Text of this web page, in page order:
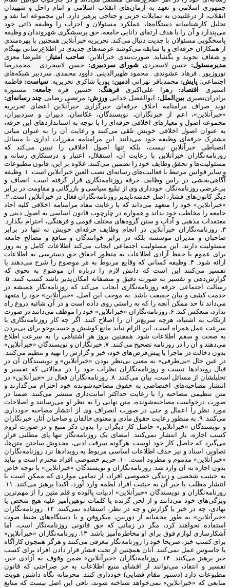
جمهوری اسلامی و تعهد به آرمان‌های انقلاب اسلامی و امام راحل و شهیدان
انقلاب، از درغلتیدن به تمایلات حزبی و جناحی پرهیز دارد. این مجموعه اما نقد و
تحلیل کارشناسانه دستگاه‌ها، عملکرد مسئولان و احزاب را وظیفه ذاتی خود
می‌پندارد و آن را با هدف ارتقای دانایی جامعه، حق پرسشگری شهروندان و وظیفه
پاسخگویی مسئولان با جدیت دنبال می‌کند. تحریریه خبرآنلاین همچنین با بهره‌مندی
از همکاران حرفه‌ای و با سابقه می‌کوشد عرصه‌های جدیدی در اطلاع‌رسانی بهنگام
و شفاف بجوید و بگشاید. صورت‌بندی خبرآنلاین:صاحب امتیاز : علیرضا معزی
مدیرمسئول: حسن لاسجردی شورای سردبیری: حسن لاسجردی . محمدرضا
نوروزپور . فرهاد عشوندی . محمود ظهیرالدینی. داوود محمدی. سردبیر شبکه‌های
اجتماعی: پایش: محمدباقر تهرانی ادمین: پوریا شاکری تحریریه: سیاست: فاطمه
استیری
اقتصاد: زهرا علی‌اکبری فرهنگ: حسین قرهجامعه: مستوره
برادران‌نصیری بین‌الملل: ابوالفضل خداییورزش: مرتضی رضایی چند رسانه‌ای:
نوید صراف مرامنامه اخلاق حرفه‌ای خبرگزاری خبرآنلاین اعضای تحریریه «خبرآنلاین»، اعم از خبرنگاران، نویسندگان، عکاسان، دبیران و سردبیران، مجموعه اصول و معیارهای اخلاقی حرفه‌ای را با توجه به استانداردهای ‌این حرفه، به عنوان اصول اخلاقی خویش تلقی می‌کنند و رعایت آن را به عنوان مبانی مشترک حرفه‌ای وظیفه خود می‌دانند. این مرامنامه مقررات اداری یا مسائل انضباطی خبرآنلاین نیست، بلکه تنها اصول اخلاقی را تبیین می‌کند که روزنامه‌نگاران خبرآنلاین با رعایت آن، استقلال، اعتبار و درستکاری رسانه و مسئولیت‌ها و تحقق وظایف خود را تضمین می‌کنند. علاوه بر این، قانون مطبوعات و سایر قوانین مرتبط با فعالیت‌های رسانه‌ای نصب العین خبرآنلاین است. ۱. وظیفه آگاهی‌بخشی در راس وظایف حرفه روزنامه‌نگاری قرار گرفته است. انصاف و بی‌غرضی روزنامه‌نگار، خودداری وی از تبلیغ سیاسی و بازرگانی و مقاومت در برابر دیگر کانون‌های فشار، اصل خدشه‌ناپذیر روزنامه‌نگاران فعال در خبرآنلاین است. ۲. «خبرآنلاین» خود را متعهد می‌داند که با رعایت مفاد مرامنامه اخلاقی کلیه آحاد جامعه را مخاطب خود بداند و همواره در چارچوب قانون اساسی به اصول دینی و معتقدات مذهبی و آداب و سنن گروه‌های مختلف قومی و فرهنگی، احترام بگذارد. ۳. روزنامه‌نگاران خبرآنلاین در انجام وظایف حرفه‌ای خویش نه تنها در برابر صاحبان و مدیران موسسه بلکه در برابر خوانندگان و منافع و مصالح جامعه مسئولیت دارند.‌ این مسئولیت اجتماعی‌ ایجاب می‌کند اطلاعات کامل و به روز برای عموم با حفظ آزادی اطلاعات به منظور احقاق حق دسترسی به اطلاعات ارائه شود. ۴. وظیفه کسانی که وقایع مربوط به هر موضوع را شرح می‌دهند یا تفسیر می‌کنند این است که دانش لازم را درباره آن موضوع به نحوی که گزارش‌دهی و تفسیر به صورت دقیق و منصفانه امکان‌پذیر باشد کسب کنند. ۵. رسالت اجتماعی حرفه روزنامه‌نگاری‌ ایجاب می‌کند که روزنامه‌نگار همیشه در خدمت کشف و بیان حقیقت باشد. به موجب ‌این اصل، «خبرآنلاین» خود را متعهد می‌داند تا حد ممکن آنچه را که به راستی روی داده است و در آن شائبه دروغ راه ندارد، منعکس کند. ۶. روزنامه‌نگاران «خبرانلاین» خود را موظف می‌دانند در صورت ارتکاب به اشتباه، هرچه سریع‌تر آن را اصلاح کنند. اگر چه کار روزنامه‌نگاری با سرعت عمل همراه است،‌ این الزام نباید مانع کوشش و جست‌وجو برای پی‌بردن به صحت و سقم اطلاعات شود. همچنین بروز هر اشتباهی را به سرعت اطلاع می‌دهند و آن را در روزنامه تصحیح می‌کنند. ۷. خبرنگاران و نویسندگان «خبرآنلاین» بدون دخالت در ماجرا یا پیش‌فرض‌های خود، خبر و گزارش را تهیه و تنظیم می‌کنند. در عین حال «بی‌طرفی» به معنی بی‌نظر بودن «خبرآنلاین» و نویسندگان آن در قبال رویدادها نیست و روزنامه‌نگاران نظرات خود را در مقالاتی که تفسیر و تحلیلشان از مسائل است، بیان می‌کنند. ۸. روزنامه‌نگاران فعال در «خبرآنلاین» در انتشار مصاحبه‌های اختصاصی به حقوق مصاحبه‌شونده خود احترام می‌گذارند و متن تنظیمی مصاحبه را با رعایت حداکثر امانت‌داری منتشر می‌کنند. ضمنا در صورت درخواست مصاحبه‌شونده، ‌متن نهایی را به نظر او می‌رسانند و اصلاحات مورد نظر را اعمال و حتی در صورت انصراف وی از انتشار مصاحبه خودداری می‌کنند. ۹. به منظور رعایت حقوق مادی و معنوی خالقان و صاحبان آثار، خبرنگاران و نویسندگان «خبرآنلاین» حاصل کار دیگران را بدون ذکر منبع و در صورت لزوم کسب اجازه، باز انتشار نمی‌کنند. امضای یک روزنامه‌نگار تنها پای مطلبی قرار می‌گیرد که حاصل کار خود اوست. هرگونه سرقت ادبی، مخدوش ساختن متن‌ها، تصاویر، اسناد و نیز حذف اطلاعات اساسی مربوط به رویدادها نزد روزنامه‌نگاران «خبرآنلاین» مذموم و مطرود است. ۱۰. حریم خصوصی افراد محترم است و نباید بدون اجازه به آن وارد شد. روزنامه‌نگاران و نویسندگان «خبرآنلاین» با توجه خاص به حیثیت شخصی و زندگی خصوصی افراد، از تمامی مواردی که ممکن است با انتشار مطلب یا خبر آن به حیثیت افراد لطمه وارد آورد، اکیدا پرهیز می‌کنند. ۱۱. روزنامه‌نگاران و نویسندگان «خبرآنلاین» ادبیات پالوده و قلم متین را از مهم‌ترین ویژگی‌های خود می‌دانند و از لحن گزنده یا کلمات توهین‌آمیز علیه هیچ شخص یا نهادی، چه در خبر یا گزارش و چه در نظر، استفاده نمی‌کنند. ۱۲. روزنامه‌نگاران «خبرآنلاین» به طور مخفیانه از دوربین، میکروفن و یا دستگاه‌های ضبط صوت استفاده نخواهند کرد، مگر در زمانی که حق قانونی روزنامه‌نگار است، اما آشکارسازی لوازم فوق برای او مخاطره‌آمیز باشد. ۱۳. روزنامه‌نگاران «خبرآنلاین» برای کسب خبر، صریحا خود را روزنامه‌نگار معرفی می‌کنند و هرگز همچون کارآگاه یا جاسوس عمل نمی‌کنند. آنان همچنین از تحت فشار قرار دادن افراد برای کسب خبر پرهیز می‌کنند. ۱۴. روزنامه‌نگاران «خبرآنلاین» ضمن وقوف به آزادی خبر، تفسیر و انتقاد، می‌توانند از افشای منبع اطلاعات به جز صراحتی که قانون مطبوعات دارد (دستور مقام قضایی) خودداری کنند. محرمانه نگاه داشتن هویت منابعی که «خبرانلاین» نمی‌خواهد شناخته شوند، نافی ‌این اصل نیست که منابع خبری، جز در موارد استثنایی، باید به روشن‌ترین وجه معرفی شوند. از سوی دیگر ممکن است ناشناس ماندن اظهارکننده یک مطلب برای او فرصتی غیرمنصفانه فراهم آورد تا علیه دیگران سخن بگوید. در این صورت «خبرآنلاین» از انتشار اظهارات علیه دیگران توسط منبعی که نامش فاش نشود، پرهیز می‌کند. ۱۵. اولین و مهم‌ترین دغدغه روزنامه‌نگاران «خبرآنلاین»، تلاش در جهت ارتقای سطح کیفی وکمی مطالب «خبرآنلاین» است.‌ این بدان معناست که توفیق «خبرآنلاین» در تهیه و انتشار اخبار و گزارش‌های دست اول نتیجه تلاش‌های بی‌وقفه روزنامه‌نگاران آن است. ۱۶. روزنامه‌نگاران «خبرآنلاین» به حق دسترسی به مطالب، اخبار و گزارش‌های جمع‌آوری شده واقفند و پیش از انتشار مطالب تهیه شده مبادرت به فروش، واگذاری و افشای بخشی یا تمام آن مطلب به افراد خارج از خبرآنلاین علی‌الخصوص رسانه های رقیب، دوستان و وابستگان نزدیک خود نخواهند کرد. آنان با آگاهی کامل از خط‌مشی و سیاست‌های کلی روزنامه، متعهدانه و وفادارانه در جهت پیشبرد ‌این اهداف گام برمی‌دارند. ۱۷. روزنامه‌نگاران «خبرآنلاین» نام و عنوان «خبرآنلاین» را مورد استفاده شخصی قرار نمی‌دهند. آنان کارت‌های خبرنگاری خود را تنها در مواقع کسب خبر و امور مرتبط با حرفه خود یا ورود به سازمان‌های دولتی یا خصوصی به کار می‌گیرند. ۱۸. اظهارنظر نسبت به شخصیت‌های مورد توجه مخاطبان از جمله هنرمندان و ورزشکاران در قالب گفت‌وگو و یا نوشته از سوی روزنامه‌نگاران نباید کیفیت محتوا را تا سرحد نشریات زرد پایین آورد. ۱۹. از آنجا که کسب اخبار دست اول و انتشار آن یکی از ویژگی‌های بارز رسانه‌هاست و ‌این فرآیند منجر به جذب مخاطب بیشتر برای یک رسانه می‌شود، روزنامه‌نگاران «خبرآنلاین»، تمامی رسانه‌های خبری دیگر اعم از رسانه‌های چاپی، الکترونیکی، تصویری و صوتی را که در جهت تضاد و یا حتی همسو با رسانه خود هستند رقیب حرفه‌ای می‌انگارند و بر ‌این اساس، همکاری و فعالیت با آنان (در هر سطحی) را بدون مشورت و صلاحدید حوزه سردبیری، مغایر با تعهدات اخلاقی و حرفه‌ای می‌دانند. ۲۰. ارائه هرگونه اطلاعات محرمانه داخلی و اداری خبرآنلاین مغایر با وجدان و مسئولیت اخلاقی و حرفه‌ای روزنامه‌نگاران در قبال مجموعه خبرآنلاین است. ۲۱. داشتن صفحات شخصی در فضای مجازی حق مسلم هر فرد است. روزنامه‌نگاران «خبرآنلاین» نیز ازاین قاعده مستثنی نیستند. مهم نیست که تا چه میزان تلاش می‌کنند مطالبشان متمایز از مطالب موجود در خبرآنلاین باشد؛ بلکه نکته‌ اینجاست که به‌ هر حال مخاطبان، آنها را به عنوان روزنامه‌نگاران «خبرآنلاین» می‌شناسند و دیدگاه‌ها و نظراتشان را مرتبط با خط‌مشی آن تلقی می‌کنند. با علم به‌ این موضوع، روزنامه‌نگاران «خبرآنلاین» هرگونه فعالیت مجازی، حضور در شبکه های اجتماعی و یا مصاحبه و سخنرانی بدون در نظر گرفتن صلاحدید خبرآنلاین را مغایر با وجدان اخلاقی و حرفه‌ای خود می‌دانند. ۲۲. روزنامه‌نگاران فعال در «خبرآنلاین» از نوشتن در مورد مسائلی که نفع مستقیم مادی برای آنها و وابستگانشان دارند، پرهیز می‌کنند. از اطلاعاتی که به واسطه شغلشان به دست می‌آورند برای کسب منافع مالی و اقتصادی استفاده نمی‌کنند و این اطلاعات را به‌ این منظور در اختیار بستگان یا دوستانشان قرار نمی‌دهند. ۲۳. هرگونه مشارکت و همکاری تعهدآور با سازمان‌های حوزه فعالیت خود (اعم از استخدام، همکاری پاره‌وقت، انجام پروژه‌های مشترک و ارائه مشاوره و غیره) از نظر روزنامه‌نگاران «خبرآنلاین» مورد پذیرش نیست. چرا که ‌این نوع وابستگی‌ها به سازمان‌هایی که تحت پوشش خبری ‌این رسانه قرار دارند، بدون شک دیدگاه‌ها و نظرات روزنامه‌نگاران را به مرور زمان تحت‌ تاثیر خود قرار می‌دهد و از بازده کاری آنان می‌کاهد. ۲۴. روزنامه‌نگاران فعال در «خبرآنلاین» در مورد پذیرش هدایایی که از طرف اشخاص یا سازمان‌ها و نهادها ارائه می‌شود احتیاط می‌کنند. هر هدیه‌ای که ‌این شائبه را به وجود ‌آورد که در قبال آن انتظار همدلی به هنگام تهیه مطلب وجود دارد فورا پس داده می‌شود. اگر به روزنامه‌نگاری مستقیما پیشنهاد همکاری در قبال دریافت هدیه ارائه شد، موضوع را به مدیران مجموعه اطلاع می‌دهد و چنین موضوعی ممکن است بنا به صلاحدید سردبیر به اطلاع خوانندگان برسد. در عین حال روزنامه‌نگاران فعال در «خبرانلاین» هدایای ارزان‌قیمتی را که با «حسن نیت» ارائه می‌شود با احترام می‌پذیرند. هدایای گران‌تر را محترمانه باز می‌گردانند یا در اختیار روزنامه قرار می‌دهند تا به مصارف عمومی برسد. جوایز و هدایای بزرگداشت رسمی روزنامه‌نگاری از ‌این قاعده مستثنی است. ۲۵. روزنامه‌نگاران فعال « خبرآنلاین» سفرهایی را که هزینه آن به عهده سازمان و نهاد خاصی است قبول نمی‌کنند مگر با اجازه روزنامه و در صورت مهم بودن اطلاعاتی که قرار است در سفر جمع‌آوری شود. تبیین مواضع خبرگزاری «خبرآنلاین»: چگونه اصولگرایانی هستیم؟ با توجه به دوقطبی موجود ،‌ ما به اصولگرایان تعلق داریم و بدیهی است به اصول مشترک، باورمند و ملتزمیم که به دلیل رعایت اختصار از شرح آن صرف نظر می شود . آن چه در زیر می آید ما را از سایر جریان ها بویژه جریان غیر اصولگرایی متمایز می سازد؛ در عین حال با عنایت به گستردگی طیف اصولگرایی ، به برخی تفاوت برداشت های ما با سایر عزیزانی که در این طیف تعریف می شوند اشاره شده است: ۱. اصول مشترک جبهه اصولگرایان اعتقاد و التزام به اسلام ، انقلاب ، نظام ، امام و رهبری است. هر جریان یا فردی که به این اصول واقعا معتقد و ملتزم باشد و قرائت او از این اصول براساس قرائت رهبری باشد ، اصولگراست ، هر چند درسایر مسائل دارای سلوک، نظرات و سلیقه های متفاوتی باشد . به عبارت بهتر ، نقطه کانونی همه اصولگرایان، بینش واحد است و تمایزات آنها فقط در روش و منش نمود می یابد. ۲. پرده پوشی وکتمان انتقاد به همه دستگاه های کشور را، حتی آنهایی که توسط اصولگرایان اداره می شوند روا نمی دانیم و تمجیدات بی مبنا را ‌مصداق تعصب جاهلی قلمداد می کنیم. ۳. اتکای برخی سیاسیون به رسانه های فارسی زبان بیگانه علاوه برآن که نوعی توهین به رسانه های داخلی قلمداد می شود ،‌ مصداق حدیث خانواده را نزد غیربردن است. نباید فراموش کنیم اساس تاسیس رسانه های فارسی زبان توسط دولت های مخالف ایران ، فعالیت حرفه ای نیست و بنابراین یک عنصر هوشمند و دلسوز منافع ملی، تحت هیچ شرایطی، حتی بی مهری عامدانه ، بازیچه نمی شود و در این دام نمی افتد. ۴. معتقدیم می توان با افراد و افکارمخالف بود و مرزبندی داشت ولی در عین حال آنان را محترم شمرد. ادبیات دور از ادب را نشانه صراحت یا انقلابی گری نمی دانیم. ۵. بسنده کردن به افراد همجور را نوعی تعصب قبیله ای می شماریم که ضمنا کیان کشور را نیز به مخاطره افکند. بر همین منوال با خط کشی های سیاه و سفیدکه به رادیکالیسم دامن می زند موافق نیستیم. خود و